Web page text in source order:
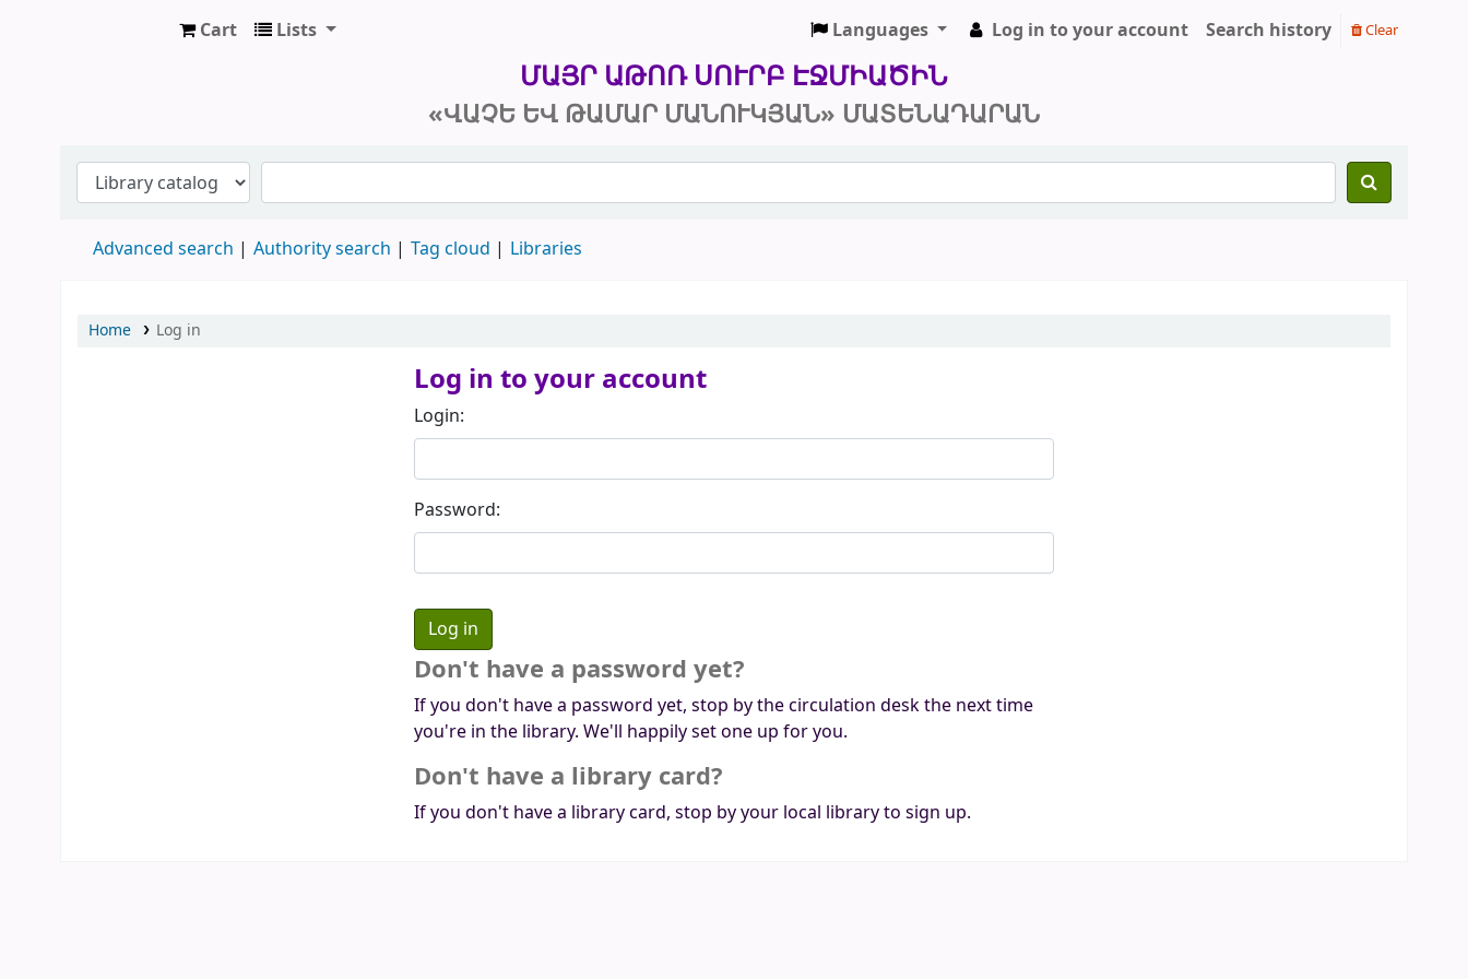
Մայր Աթոռ Սուրբ Էջմիածին «Վաչե և Թամար Մանուկյան» Մատենադարան
Cart Lists Languages Log in to your account Search history Clear
ՄԱՅՐ ԱԹՈՌ ՍՈՒՐԲ ԷՋՄԻԱԾԻՆ
«ՎԱՉԵ ԵՎ ԹԱՄԱՐ ՄԱՆՈՒԿՅԱՆ» ՄԱՏԵՆԱԴԱՐԱՆ
Advanced search Authority search Tag cloud Libraries
Home Log in
Log in to your account
Login:
Password:
Don't have a password yet?
If you don't have a password yet, stop by the circulation desk the next time
you're in the library. We'll happily set one up for you.
Don't have a library card?
If you don't have a library card, stop by your local library to sign up.